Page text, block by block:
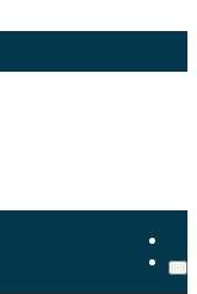
ク管理の秘訣